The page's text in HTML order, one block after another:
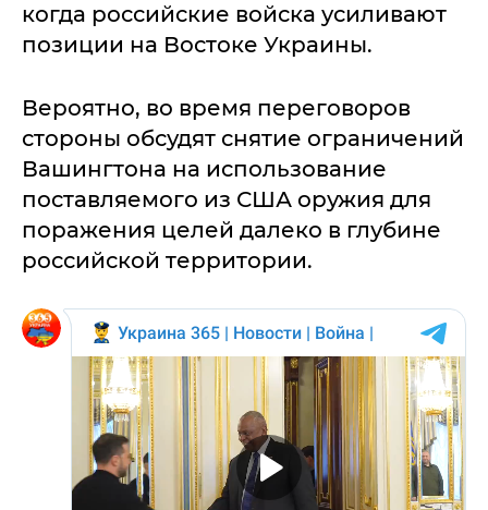
когда российские войска усиливают
позиции на Востоке Украины.
Вероятно, во время переговоров
стороны обсудят снятие ограничений
Вашингтона на использование
поставляемого из США оружия для
поражения целей далеко в глубине
российской территории.